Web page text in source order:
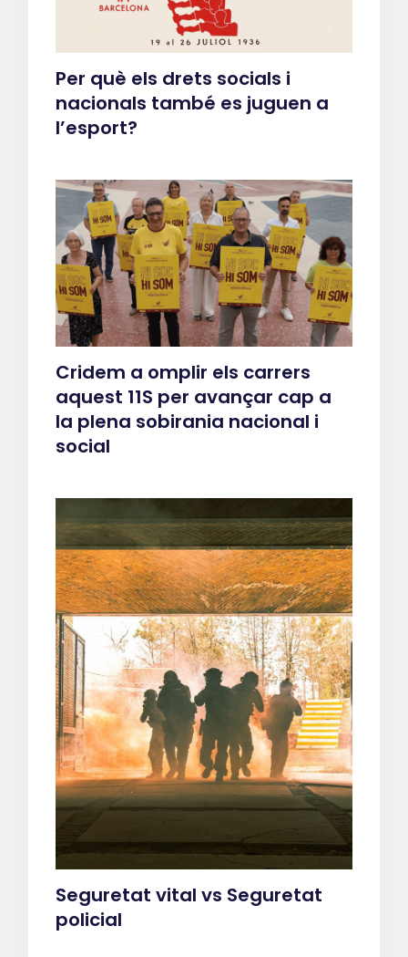
Per què els drets socials i
nacionals també es juguen a
l’esport?
Cridem a omplir els carrers
aquest 11S per avançar cap a
la plena sobirania nacional i
social
Seguretat vital vs Seguretat
policial